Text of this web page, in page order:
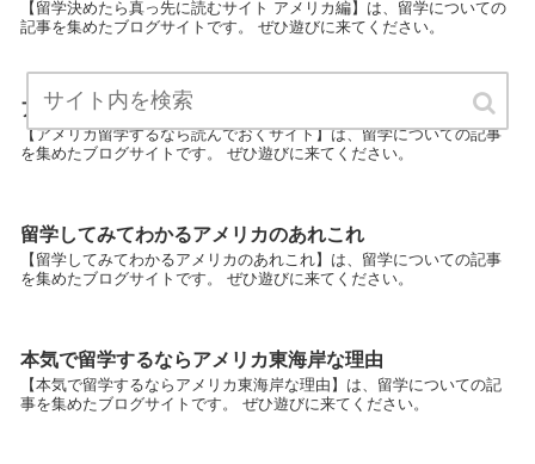
【留学決めたら真っ先に読むサイト アメリカ編】は、留学についての
記事を集めたブログサイトです。 ぜひ遊びに来てください。
アメリカ留学するなら読んでおくサイト
【アメリカ留学するなら読んでおくサイト】は、留学についての記事
を集めたブログサイトです。 ぜひ遊びに来てください。
留学してみてわかるアメリカのあれこれ
【留学してみてわかるアメリカのあれこれ】は、留学についての記事
を集めたブログサイトです。 ぜひ遊びに来てください。
本気で留学するならアメリカ東海岸な理由
【本気で留学するならアメリカ東海岸な理由】は、留学についての記
事を集めたブログサイトです。 ぜひ遊びに来てください。